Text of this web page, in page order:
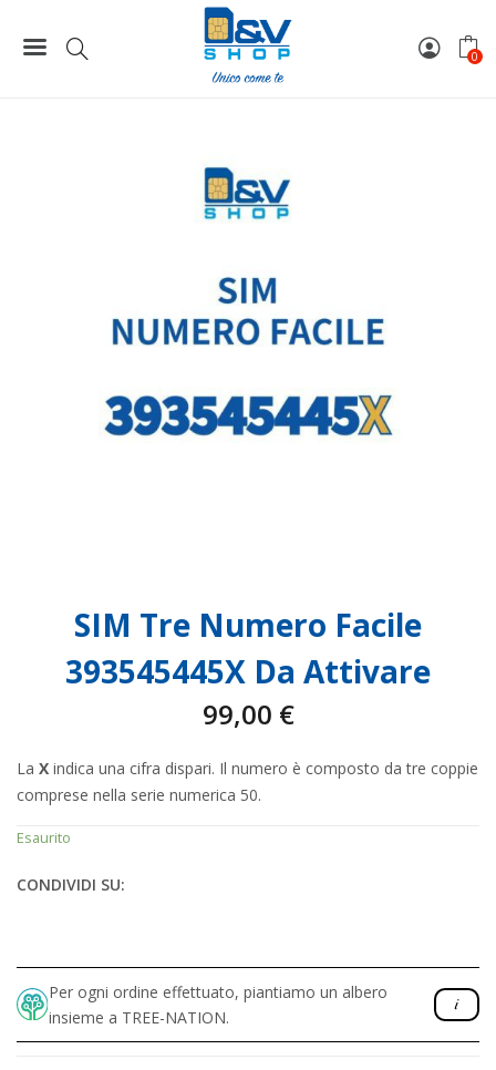
0
SIM Tre Numero Facile 393545445X Da Attivare
SIM Tre Numero Facile
393545445X Da Attivare
99,00 €
La X indica una cifra dispari. Il numero è composto da tre coppie
comprese nella serie numerica 50.
Esaurito
CONDIVIDI SU:
Per ogni ordine effettuato, piantiamo un albero
insieme a TREE-NATION.